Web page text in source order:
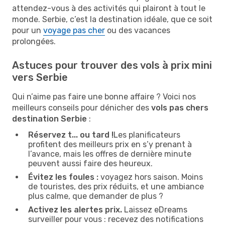
attendez-vous à des activités qui plairont à tout le
monde. Serbie, c’est la destination idéale, que ce soit
pour un voyage pas cher ou des vacances
prolongées.
Astuces pour trouver des vols à prix mini
vers Serbie
Qui n’aime pas faire une bonne affaire ? Voici nos
meilleurs conseils pour dénicher des vols pas chers
destination Serbie :
Réservez t... ou tard !Les planificateurs
profitent des meilleurs prix en s’y prenant à
l’avance, mais les offres de dernière minute
peuvent aussi faire des heureux.
Évitez les foules : voyagez hors saison. Moins
de touristes, des prix réduits, et une ambiance
plus calme, que demander de plus ?
Activez les alertes prix. Laissez eDreams
surveiller pour vous : recevez des notifications